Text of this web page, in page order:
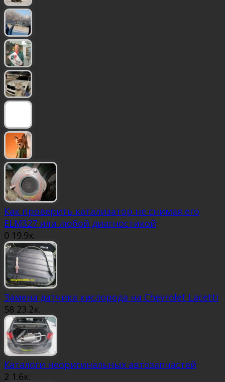
Как проверить катализатор не снимая его
ELM327 или любой диагностикой
0 19.9к.
Замена датчика кислорода на Chevrolet Lacetti
58 23.2к.
Каталоги неоригинальных автозапчастей
2 1.6к.